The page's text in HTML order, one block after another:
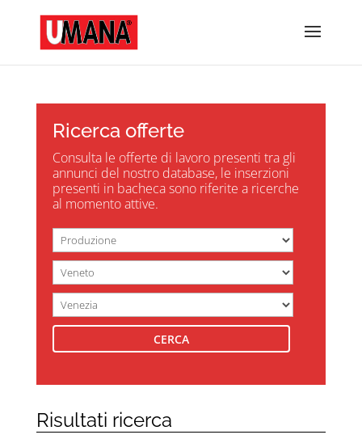
Ricerca offerte
Consulta le offerte di lavoro presenti tra gli
annunci del nostro database, le inserzioni
presenti in bacheca sono riferite a ricerche
al momento attive.
Risultati ricerca